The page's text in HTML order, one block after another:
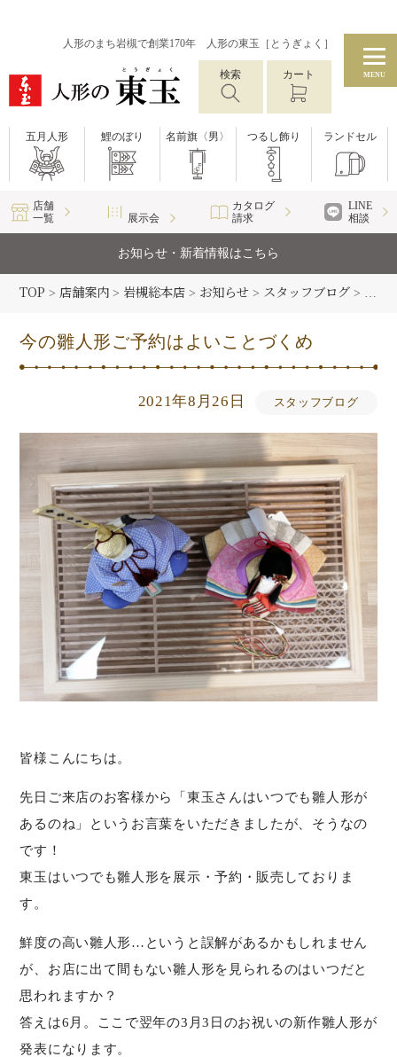
人形のまち岩槻で創業170年 人形の東玉［とうぎょく］
検索 カート MENU
五月人形 鯉のぼり 名前旗〈男〉 つるし飾り ランドセル
店舗
一覧
展示会
カタログ
請求
LINE
相談
お知らせ・新着情報はこちら
TOP > 店舗案内 > 岩槻総本店 > お知らせ > スタッフブログ > 今の
今の雛人形ご予約はよいことづくめ
2021年8月26日 スタッフブログ
皆様こんにちは。
先日ご来店のお客様から「東玉さんはいつでも雛人形が
あるのね」というお言葉をいただきましたが、そうなの
です！
東玉はいつでも雛人形を展示・予約・販売しておりま
す。
鮮度の高い雛人形…というと誤解があるかもしれません
が、お店に出て間もない雛人形を見られるのはいつだと
思われますか？
答えは6月。ここで翌年の3月3日のお祝いの新作雛人形が
発表になります。